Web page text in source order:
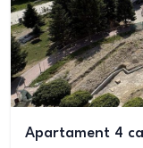
Apartament 4